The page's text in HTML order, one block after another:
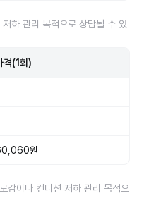
하 관리 목적으로 상담될 수 있
격(1회)
원
감이나 컨디션 저하 관리 목적으